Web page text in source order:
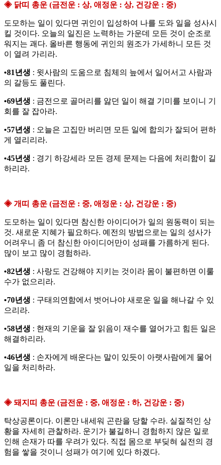
◈ 닭띠 총운 (금전운 : 상, 애정운 : 상, 건강운 : 중)
도모하는 일이 있다면 귀인이 입성하여 나를 도와 일을 성사시
킬 것이다. 오늘의 일진은 노력하는 가운데 모든 것이 순조로
워지는 괘다. 올바른 행동에 귀인의 원조가 가세하니 모든 것
이 열려 가리라.
•81년생 : 윗사람의 도움으로 침체의 늪에서 일어서고 사람과
의 갈등도 풀린다.
•69년생 : 금전으로 골머리를 앓던 일이 해결 기미를 보이니 기
회를 잘 잡아라.
•57년생 : 오늘은 고집만 버리면 모든 일에 합의가 잘되어 편하
게 열리리라.
•45년생 : 경기 하강세라 모든 경제 문제는 다음에 처리함이 길
하리라.
◈ 개띠 총운 (금전운 : 중, 애정운 : 상, 건강운 : 중)
도모하는 일이 있다면 참신한 아이디어가 일의 원동력이 되는
것. 새로운 지혜가 필요하다. 예전의 방법으로는 일의 성사가
어려우니 좀 더 참신한 아이디어만이 성패를 가름하게 된다.
많이 보고 많이 경험하라.
•82년생 : 사랑도 건강해야 지키는 것이라 몸이 불편하면 이룰
수가 없으리라.
•70년생 : 구태의연함에서 벗어나야 새로운 일을 해나갈 수 있
으리라.
•58년생 : 현재의 기운을 잘 읽음이 재수를 열어가고 힘든 일은
해결하리라.
•46년생 : 손자에게 배운다는 말이 있듯이 아랫사람에게 물어
일을 처리하라.
◈ 돼지띠 총운 (금전운 : 중, 애정운 : 하, 건강운 : 중)
탁상공론이다. 이론만 내세워 곤란을 당할 수라. 실질적인 상
황을 자세히 관찰하라. 운기가 불길하니 경험하지 않은 일로
인해 손재가 따를 우려가 있다. 직접 몸으로 부딪혀 실전의 경
험을 쌓을 것이니 성패가 여기에 있다 하겠다.